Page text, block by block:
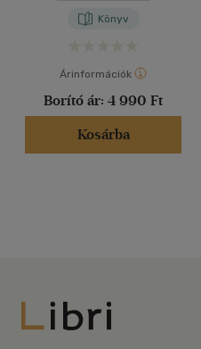
Könyv
Árinformációk
Borító ár: 4 990 Ft
Kosárba
Libri